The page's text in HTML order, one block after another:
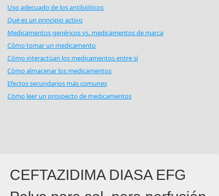
Uso adecuado de los antibióticos
Qué es un principio activo
Medicamentos genéricos vs. medicamentos de marca
Cómo tomar un medicamento
Cómo interactúan los medicamentos entre sí
Cómo almacenar los medicamentos
Efectos secundarios más comunes
Cómo leer un prospecto de medicamentos
CEFTAZIDIMA DIASA EFG